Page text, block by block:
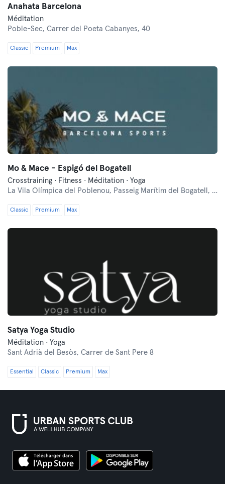
Anahata Barcelona
Méditation
Poble-Sec, Carrer del Poeta Cabanyes, 40
Classic Premium Max
Mo & Mace - Espigó del Bogatell
Crosstraining · Fitness · Méditation · Yoga
La Vila Olímpica del Poblenou, Passeig Marítim del Bogatell, Sant Martí
Classic Premium Max
Satya Yoga Studio
Méditation · Yoga
Sant Adrià del Besòs, Carrer de Sant Pere 8
Essential Classic Premium Max